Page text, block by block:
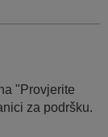
"Provjerite
za podršku.